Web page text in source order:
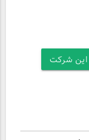
این شرکت